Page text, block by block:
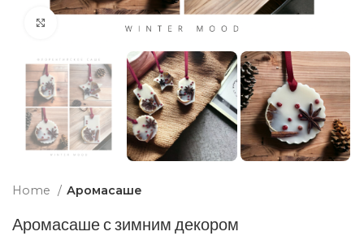
Home Аромасаше
Аромасаше с зимним декором